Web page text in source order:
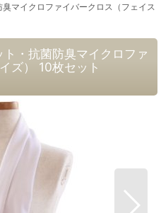
マイクロファイバークロス（フェイス
・抗菌防臭マイクロファ
ズ） 10枚セット